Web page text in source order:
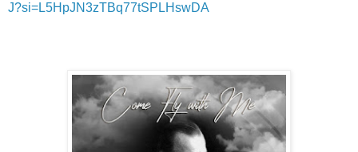
J?si=L5HpJN3zTBq77tSPLHswDA